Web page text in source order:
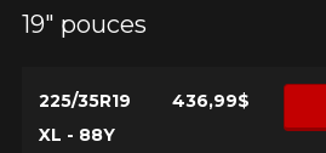
19" pouces
225/35R19
XL - 88Y
436,99$